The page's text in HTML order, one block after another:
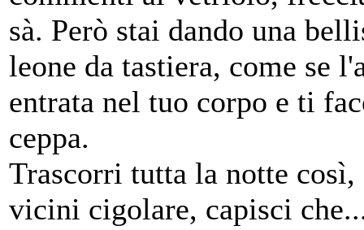
sà. Però stai dando una
leone da tastiera, come se
entrata nel tuo corpo e ti
ceppa.
Trascorri tutta la notte
vicini cigolare, capisci